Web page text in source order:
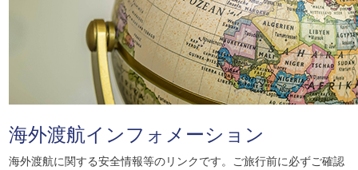
海外渡航インフォメーション
海外渡航に関する安全情報等のリンクです。ご旅行前に必ずご確認